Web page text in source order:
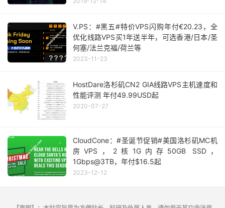
V.PS：#黑五#特价VPS闪购年付€20.23，全
优化线路VPS买1年送半年，可选香港/日本/圣
何塞/法兰克福/荷兰等
2023-11-23
HostDare洛杉矶CN2 GIA线路VPS主机速度和
性能评测 年付49.99USD起
2020-07-27
CloudCone：#圣诞节促销#美国洛杉矶MC机
房VPS，2核1G内存50GB SSD，
1Gbps@3TB，年付$16.5起
2023-12-12